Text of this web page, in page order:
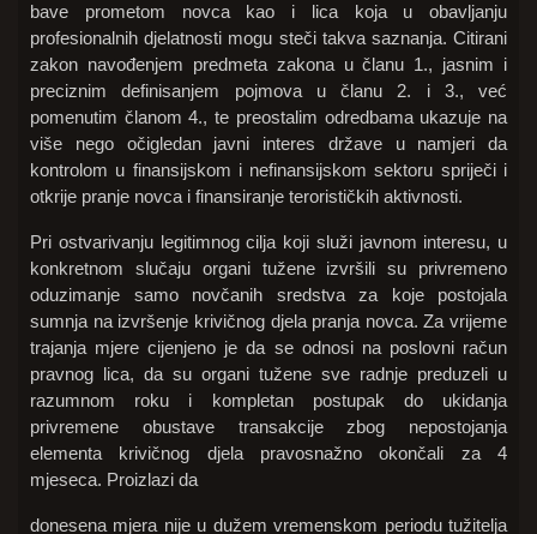
bave prometom novca kao i lica koja u obavljanju
profesionalnih djelatnosti mogu steči takva saznanja. Citirani
zakon navođenjem predmeta zakona u članu 1., jasnim i
preciznim definisanjem pojmova u članu 2. i 3., već
pomenutim članom 4., te preostalim odredbama ukazuje na
više nego očigledan javni interes države u namjeri da
kontrolom u finansijskom i nefinansijskom sektoru spriječi i
otkrije pranje novca i finansiranje terorističkih aktivnosti.
Pri ostvarivanju legitimnog cilja koji služi javnom interesu, u
konkretnom slučaju organi tužene izvršili su privremeno
oduzimanje samo novčanih sredstva za koje postojala
sumnja na izvršenje krivičnog djela pranja novca. Za vrijeme
trajanja mjere cijenjeno je da se odnosi na poslovni račun
pravnog lica, da su organi tužene sve radnje preduzeli u
razumnom roku i kompletan postupak do ukidanja
privremene obustave transakcije zbog nepostojanja
elementa krivičnog djela pravosnažno okončali za 4
mjeseca. Proizlazi da
donesena mjera nije u dužem vremenskom periodu tužitelja